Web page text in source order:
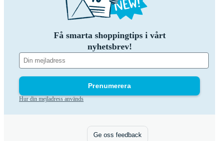
Få smarta shoppingtips i vårt
nyhetsbrev!
Prenumerera
Hur din mejladress används
Ge oss feedback